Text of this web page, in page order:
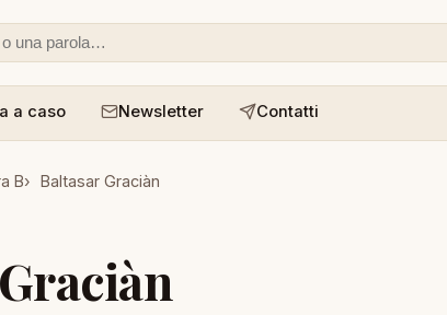
o un aforisma
a caso Newsletter Contatti
B Baltasar Graciàn